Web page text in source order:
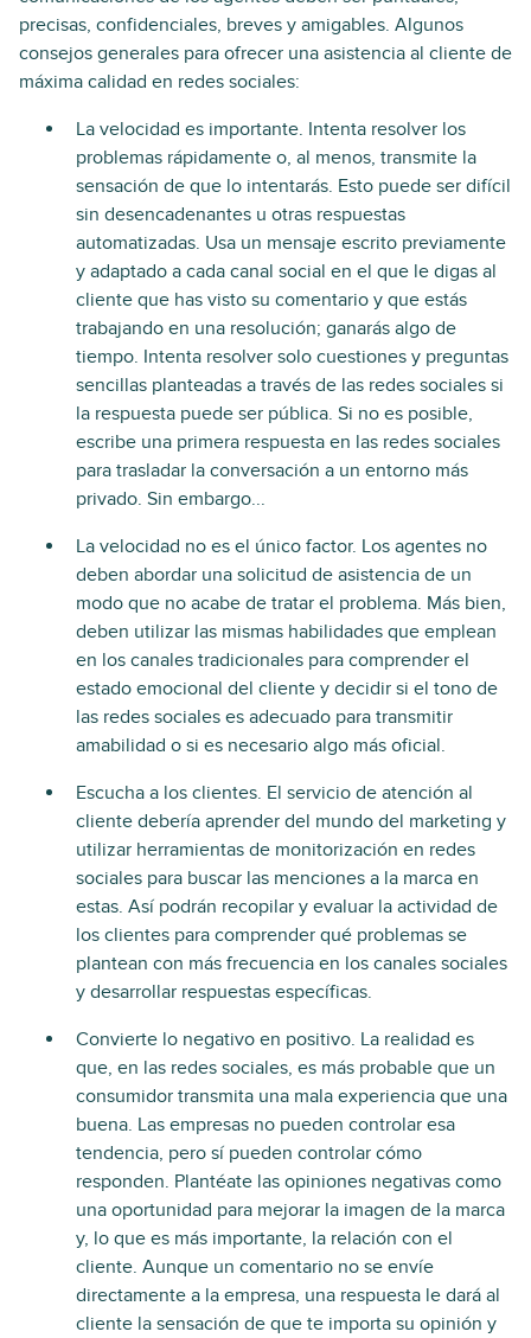
precisas, confidenciales, breves y amigables. Algunos
consejos generales para ofrecer una asistencia al cliente de
máxima calidad en redes sociales:
La velocidad es importante. Intenta resolver los
problemas rápidamente o, al menos, transmite la
sensación de que lo intentarás. Esto puede ser difícil
sin desencadenantes u otras respuestas
automatizadas. Usa un mensaje escrito previamente
y adaptado a cada canal social en el que le digas al
cliente que has visto su comentario y que estás
trabajando en una resolución; ganarás algo de
tiempo. Intenta resolver solo cuestiones y preguntas
sencillas planteadas a través de las redes sociales si
la respuesta puede ser pública. Si no es posible,
escribe una primera respuesta en las redes sociales
para trasladar la conversación a un entorno más
privado. Sin embargo...
La velocidad no es el único factor. Los agentes no
deben abordar una solicitud de asistencia de un
modo que no acabe de tratar el problema. Más bien,
deben utilizar las mismas habilidades que emplean
en los canales tradicionales para comprender el
estado emocional del cliente y decidir si el tono de
las redes sociales es adecuado para transmitir
amabilidad o si es necesario algo más oficial.
Escucha a los clientes. El servicio de atención al
cliente debería aprender del mundo del marketing y
utilizar herramientas de monitorización en redes
sociales para buscar las menciones a la marca en
estas. Así podrán recopilar y evaluar la actividad de
los clientes para comprender qué problemas se
plantean con más frecuencia en los canales sociales
y desarrollar respuestas específicas.
Convierte lo negativo en positivo. La realidad es
que, en las redes sociales, es más probable que un
consumidor transmita una mala experiencia que una
buena. Las empresas no pueden controlar esa
tendencia, pero sí pueden controlar cómo
responden. Plantéate las opiniones negativas como
una oportunidad para mejorar la imagen de la marca
y, lo que es más importante, la relación con el
cliente. Aunque un comentario no se envíe
directamente a la empresa, una respuesta le dará al
cliente la sensación de que te importa su opinión y